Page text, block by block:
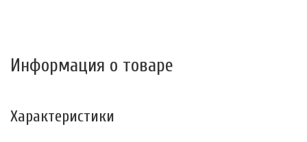
Информация о товаре
Характеристики